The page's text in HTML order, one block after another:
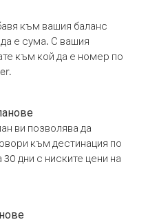
към вашия баланс
е сума. С вашия
към кой да е номер по
ви позволява да
към дестинация по
дни с ниските цени на